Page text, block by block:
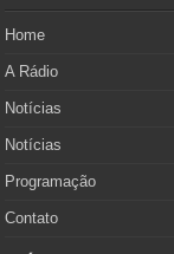
Home
A Rádio
Notícias
Notícias
Programação
Contato